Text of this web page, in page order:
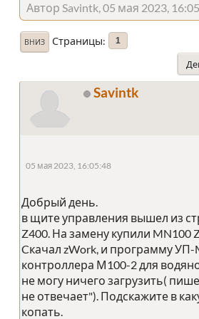
Автор Savintk, 05 мая 2023,
ВНИЗ Страницы 1
Savintk
05 мая 2023, 16:05:48
Добрый день.
в щите управления вышел из
Z400. На замену купили MN100
Cкачал zWork, и программу УП-
контроллера М100-2 для
не могу ничего загрузить(
не отвечает"). Подскажите в
копать.